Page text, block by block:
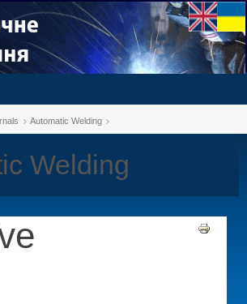
Automatic Welding
Welding